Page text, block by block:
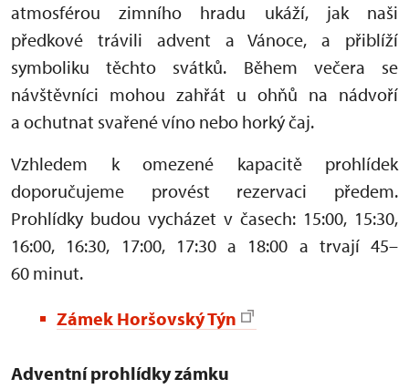
atmosférou zimního hradu ukáží, jak naši
předkové trávili advent a Vánoce, a přiblíží
symboliku těchto svátků. Během večera se
návštěvníci mohou zahřát u ohňů na nádvoří
a ochutnat svařené víno nebo horký čaj.
Vzhledem k omezené kapacitě prohlídek
doporučujeme provést rezervaci předem.
Prohlídky budou vycházet v časech: 15:00, 15:30,
16:00, 16:30, 17:00, 17:30 a 18:00 a trvají 45–
60 minut.
Zámek Horšovský Týn
Adventní prohlídky zámku